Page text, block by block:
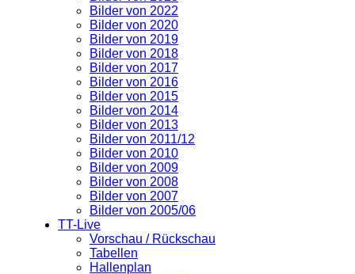
Bilder von 2022
Bilder von 2020
Bilder von 2019
Bilder von 2018
Bilder von 2017
Bilder von 2016
Bilder von 2015
Bilder von 2014
Bilder von 2013
Bilder von 2011/12
Bilder von 2010
Bilder von 2009
Bilder von 2008
Bilder von 2007
Bilder von 2005/06
TT-Live
Vorschau / Rückschau
Tabellen
Hallenplan